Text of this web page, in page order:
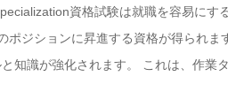
資格試験は就職を容易にす
ジションに昇進する資格が得られま
知識が強化されます。 これは、作業